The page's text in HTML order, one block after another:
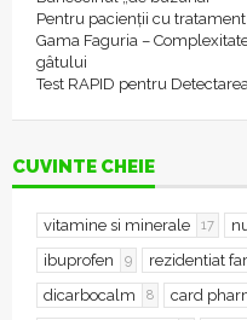
Pentru pacienții cu
Gama Faguria –
gâtului
Test RAPID pentru
CUVINTE CHEIE
vitamine si minerale 17
ibuprofen 9 rezidentiat
dicarbocalm 8 card